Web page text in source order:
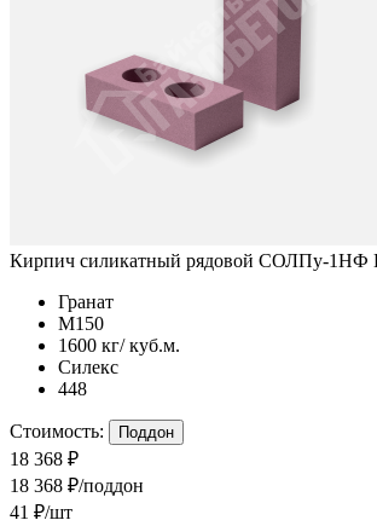
Кирпич силикатный рядовой СОЛПу-1НФ
Гранат
М150
1600 кг/ куб.м.
Силекс
448
Стоимость: Поддон
18 368 ₽
18 368 ₽/поддон
41 ₽/шт